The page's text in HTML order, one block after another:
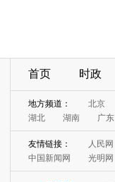
首页 时政
地方频道： 北京
湖北
湖南 广东
友情链接： 人民网
中国新闻网
光明网